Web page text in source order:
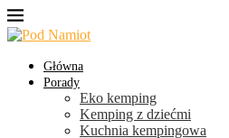
Główna
Porady
Eko kemping
Kemping z dziećmi
Kuchnia kempingowa